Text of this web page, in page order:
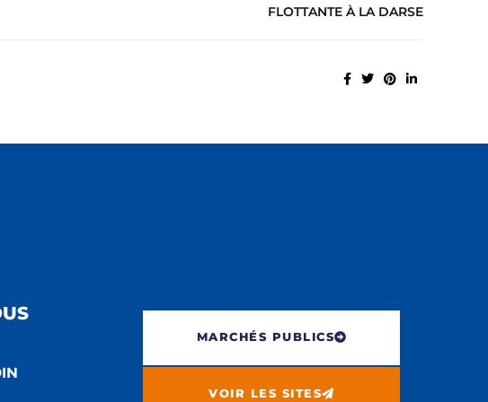
FLOTTANTE À LA DARSE
MARCHÉS PUBLICS
VOIR LES SITES